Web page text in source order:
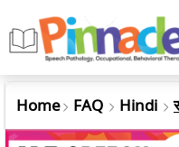
Home FAQ Hindi